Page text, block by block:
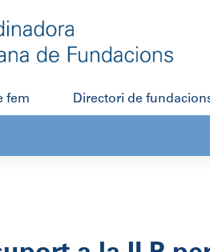
fem Directori de